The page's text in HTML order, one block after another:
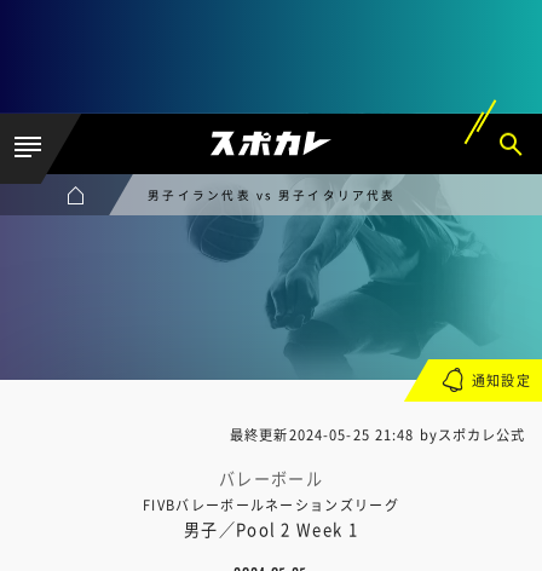
男子イラン代表 vs 男子イタリア代表
最終更新2024-05-25 21:48 byスポカレ公式
バレーボール
FIVBバレーボールネーションズリーグ
男子／Pool 2 Week 1
通知設定